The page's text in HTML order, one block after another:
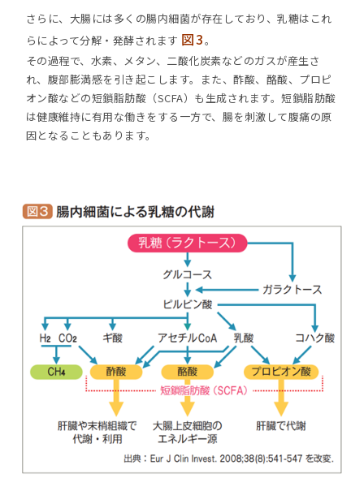
さらに、大腸には多くの腸内細菌が存在しており、乳糖はこれ
らによって分解・発酵されます 図3。
その過程で、水素、メタン、二酸化炭素などのガスが産生さ
れ、腹部膨満感を引き起こします。また、酢酸、酪酸、プロピ
オン酸などの短鎖脂肪酸（SCFA）も生成されます。短鎖脂肪酸
は健康維持に有用な働きをする一方で、腸を刺激して腹痛の原
因となることもあります。